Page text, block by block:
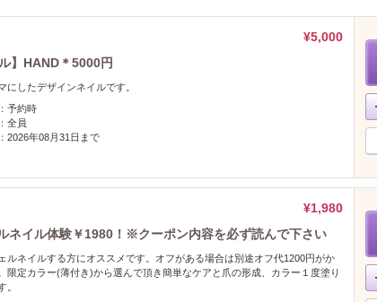
¥5,000
】HAND＊5000円
にしたデザインネイルです。
予約時
全員
2026年08月31日まで
¥1,980
ネイル体験￥1980！※クーポン内容を必ず読んで下さい
ルネイルする方にオススメです。オフがある場合は別途オフ代1200円がか
限定カラー(薄付き)から選んで頂き簡単なケアと爪の形成、カラー１度塗り
。